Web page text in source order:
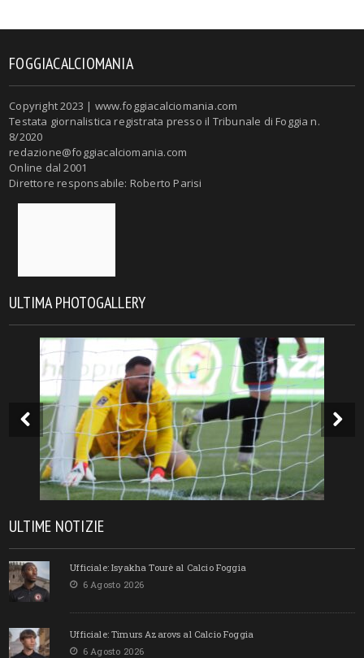
FOGGIACALCIOMANIA
Copyright 2023 | www.foggiacalciomania.com
Testata giornalistica registrata presso il Tribunale di Foggia n.
8/2020
redazione@foggiacalciomania.com
Online dal 2001
Direttore responsabile: Roberto Parisi
ULTIMA PHOTOGALLERY
ULTIME NOTIZIE
Ufficiale: Isyakha Tourè al Calcio Foggia
6 Agosto 2026
Ufficiale: Timurs Azarovs al Calcio Foggia
6 Agosto 2026